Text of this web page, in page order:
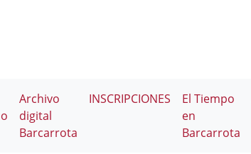
Archivo
digital
Barcarrota
INSCRIPCIONES
El Tiempo
en
Barcarrota